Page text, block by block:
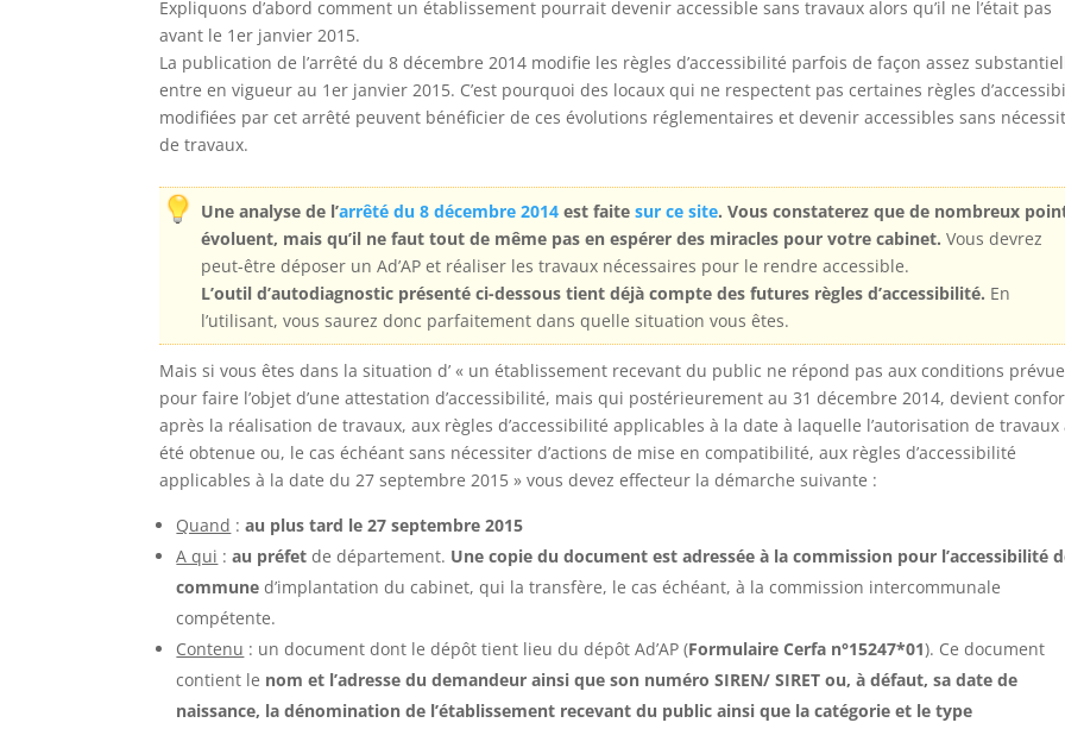
Expliquons d’abord comment un établissement pourrait devenir accessible sans travaux alors qu’il ne l’était pas
avant le 1er janvier 2015.
La publication de l’arrêté du 8 décembre 2014 modifie les règles d’accessibilité parfois de façon assez
entre en vigueur au 1er janvier 2015. C’est pourquoi des locaux qui ne respectent pas certaines règles
modifiées par cet arrêté peuvent bénéficier de ces évolutions réglementaires et devenir accessibles sans
de travaux.
Une analyse de l’arrêté du 8 décembre 2014 est faitesur ce site. Vous constaterez que de nombreux
évoluent, mais qu’il ne faut tout de même pas en espérer des miracles pour votre cabinet.Vous devrez
peut-être déposer un Ad’AP et réaliser les travaux nécessaires pour le rendre accessible.
L’outil d’autodiagnostic présenté ci-dessous tient déjà compte des futures règles d’accessibilité. En
l’utilisant, vous saurez donc parfaitement dans quelle situation vous êtes.
Mais si vous êtes dans la situation d’ « un établissement recevant du public ne répond pas aux conditions
pour faire l’objet d’une attestation d’accessibilité, mais qui postérieurement au 31 décembre 2014, devient
après la réalisation de travaux, aux règles d’accessibilité applicables à la date à laquelle l’autorisation de travaux
été obtenue ou, le cas échéant sans nécessiter d’actions de mise en compatibilité, aux règles d’accessibilité
applicables à la date du 27 septembre 2015 » vous devez effecteur la démarche suivante :
Quand :au plus tard le 27 septembre 2015
A qui :au préfet de département. Une copie du document est adressée à la commission pour l’accessibilité
commune d’implantation du cabinet, qui la transfère, le cas échéant, à la commission intercommunale
compétente.
Contenu : un document dont le dépôt tient lieu du dépôt Ad’AP (Formulaire Cerfa n°15247*01). Ce document
contient le nom et l’adresse du demandeur ainsi que son numéro SIREN/ SIRET ou, à défaut, sa date de
naissance, la dénomination de l’établissement recevant du public ainsi que la catégorie et le type